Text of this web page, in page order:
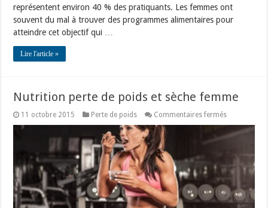
représentent environ 40 % des pratiquants. Les femmes ont
souvent du mal à trouver des programmes alimentaires pour
atteindre cet objectif qui …
Lire l'article »
Nutrition perte de poids et sèche femme
11 octobre 2015 Perte de poids Commentaires ferméssur
perte
sèche
femme